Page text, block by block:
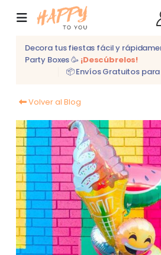
Decora tus fiestas fácil y
Party Boxes 🥳 ¡Descúbrelos!
📦 Envíos Gratuitos
Volver al Blog